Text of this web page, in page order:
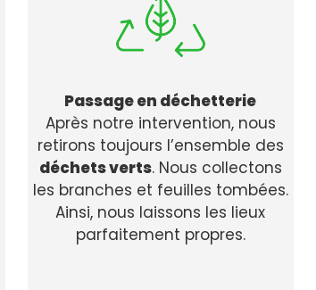
Passage en déchetterie
Après notre intervention, nous
retirons toujours l’ensemble des
déchets verts. Nous collectons
les branches et feuilles tombées.
Ainsi, nous laissons les lieux
parfaitement propres.